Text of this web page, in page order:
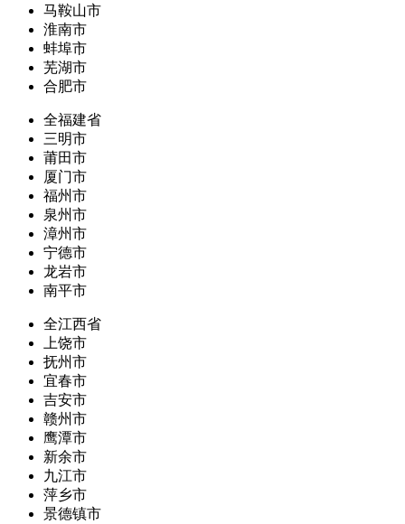
马鞍山市
淮南市
蚌埠市
芜湖市
合肥市
全福建省
三明市
莆田市
厦门市
福州市
泉州市
漳州市
宁德市
龙岩市
南平市
全江西省
上饶市
抚州市
宜春市
吉安市
赣州市
鹰潭市
新余市
九江市
萍乡市
景德镇市